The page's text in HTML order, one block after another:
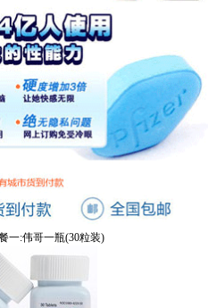
一:伟哥一瓶(30粒装)